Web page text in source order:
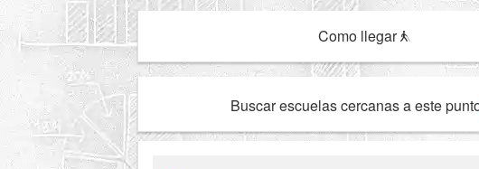
Como llegar
Buscar escuelas cercanas a este